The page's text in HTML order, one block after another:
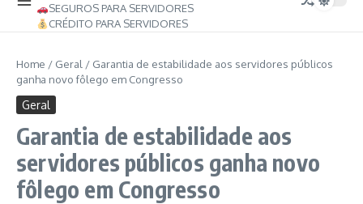
SEGUROS PARA SERVIDORES
CRÉDITO PARA SERVIDORES
Home / Geral / Garantia de estabilidade aos servidores públicos
ganha novo fôlego em Congresso
Geral
Garantia de estabilidade aos
servidores públicos ganha novo
fôlego em Congresso